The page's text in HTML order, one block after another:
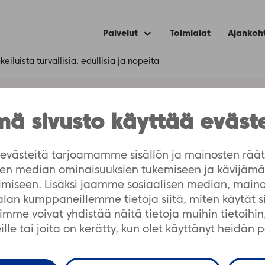
sivusto käyttää
tarjoamamme sisällön ja mainosten
median ominaisuuksien tukemiseen ja
Lisäksi jaamme sosiaalisen median,
kumppaneillemme tietoja siitä, miten käytät
voivat yhdistää näitä tietoja muihin
tai joita on kerätty, kun olet käyttänyt heidän
Palvelut
Expand
menu
Toimialat
turvallisia, edullisia ja nopeita
tekee AI-
ja nopeita